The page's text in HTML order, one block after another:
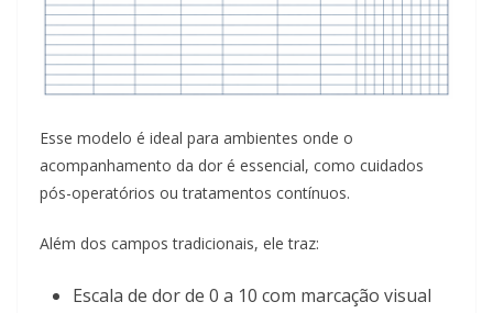
Esse modelo é ideal para ambientes onde o
acompanhamento da dor é essencial, como cuidados
pós-operatórios ou tratamentos contínuos.
Além dos campos tradicionais, ele traz:
Escala de dor de 0 a 10 com marcação visual